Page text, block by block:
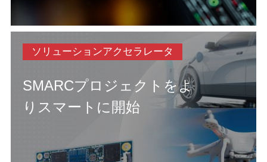
ソリューションアクセラレータ
SMARCプロジェクトをよ
りスマートに開始​